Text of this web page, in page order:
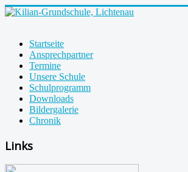
Startseite
Ansprechpartner
Termine
Unsere Schule
Schulprogramm
Downloads
Bildergalerie
Chronik
Links